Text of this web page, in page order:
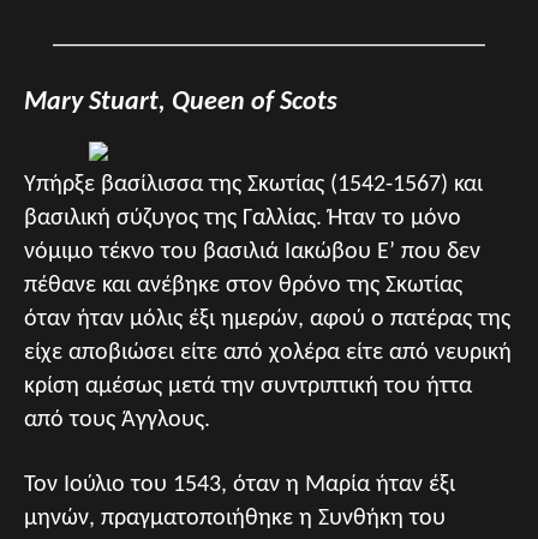
Mary Stuart, Queen of Scots
Υπήρξε βασίλισσα της Σκωτίας (1542-1567) και
βασιλική σύζυγος της Γαλλίας. Ήταν το μόνο
νόμιμο τέκνο του βασιλιά Ιακώβου Ε’ που δεν
πέθανε και ανέβηκε στον θρόνο της Σκωτίας
όταν ήταν μόλις έξι ημερών, αφού ο πατέρας της
είχε αποβιώσει είτε από χολέρα είτε από νευρική
κρίση αμέσως μετά την συντριπτική του ήττα
από τους Άγγλους.
Τον Ιούλιο του 1543, όταν η Μαρία ήταν έξι
μηνών, πραγματοποιήθηκε η Συνθήκη του